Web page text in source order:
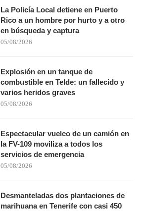
La Policía Local detiene en Puerto
Rico a un hombre por hurto y a otro
en búsqueda y captura
05/08/2026
Explosión en un tanque de
combustible en Telde: un fallecido y
varios heridos graves
05/08/2026
Espectacular vuelco de un camión en
la FV-109 moviliza a todos los
servicios de emergencia
05/08/2026
Desmanteladas dos plantaciones de
marihuana en Tenerife con casi 450